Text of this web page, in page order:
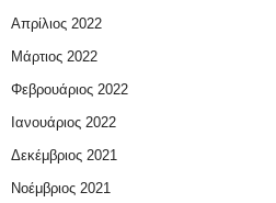
Απρίλιος 2022
Μάρτιος 2022
Φεβρουάριος 2022
Ιανουάριος 2022
Δεκέμβριος 2021
Νοέμβριος 2021